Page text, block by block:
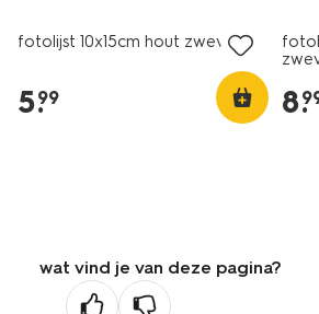
fotolijst 10x15cm hout zwevend
5.
99 8.
wat vind je van deze pagina?